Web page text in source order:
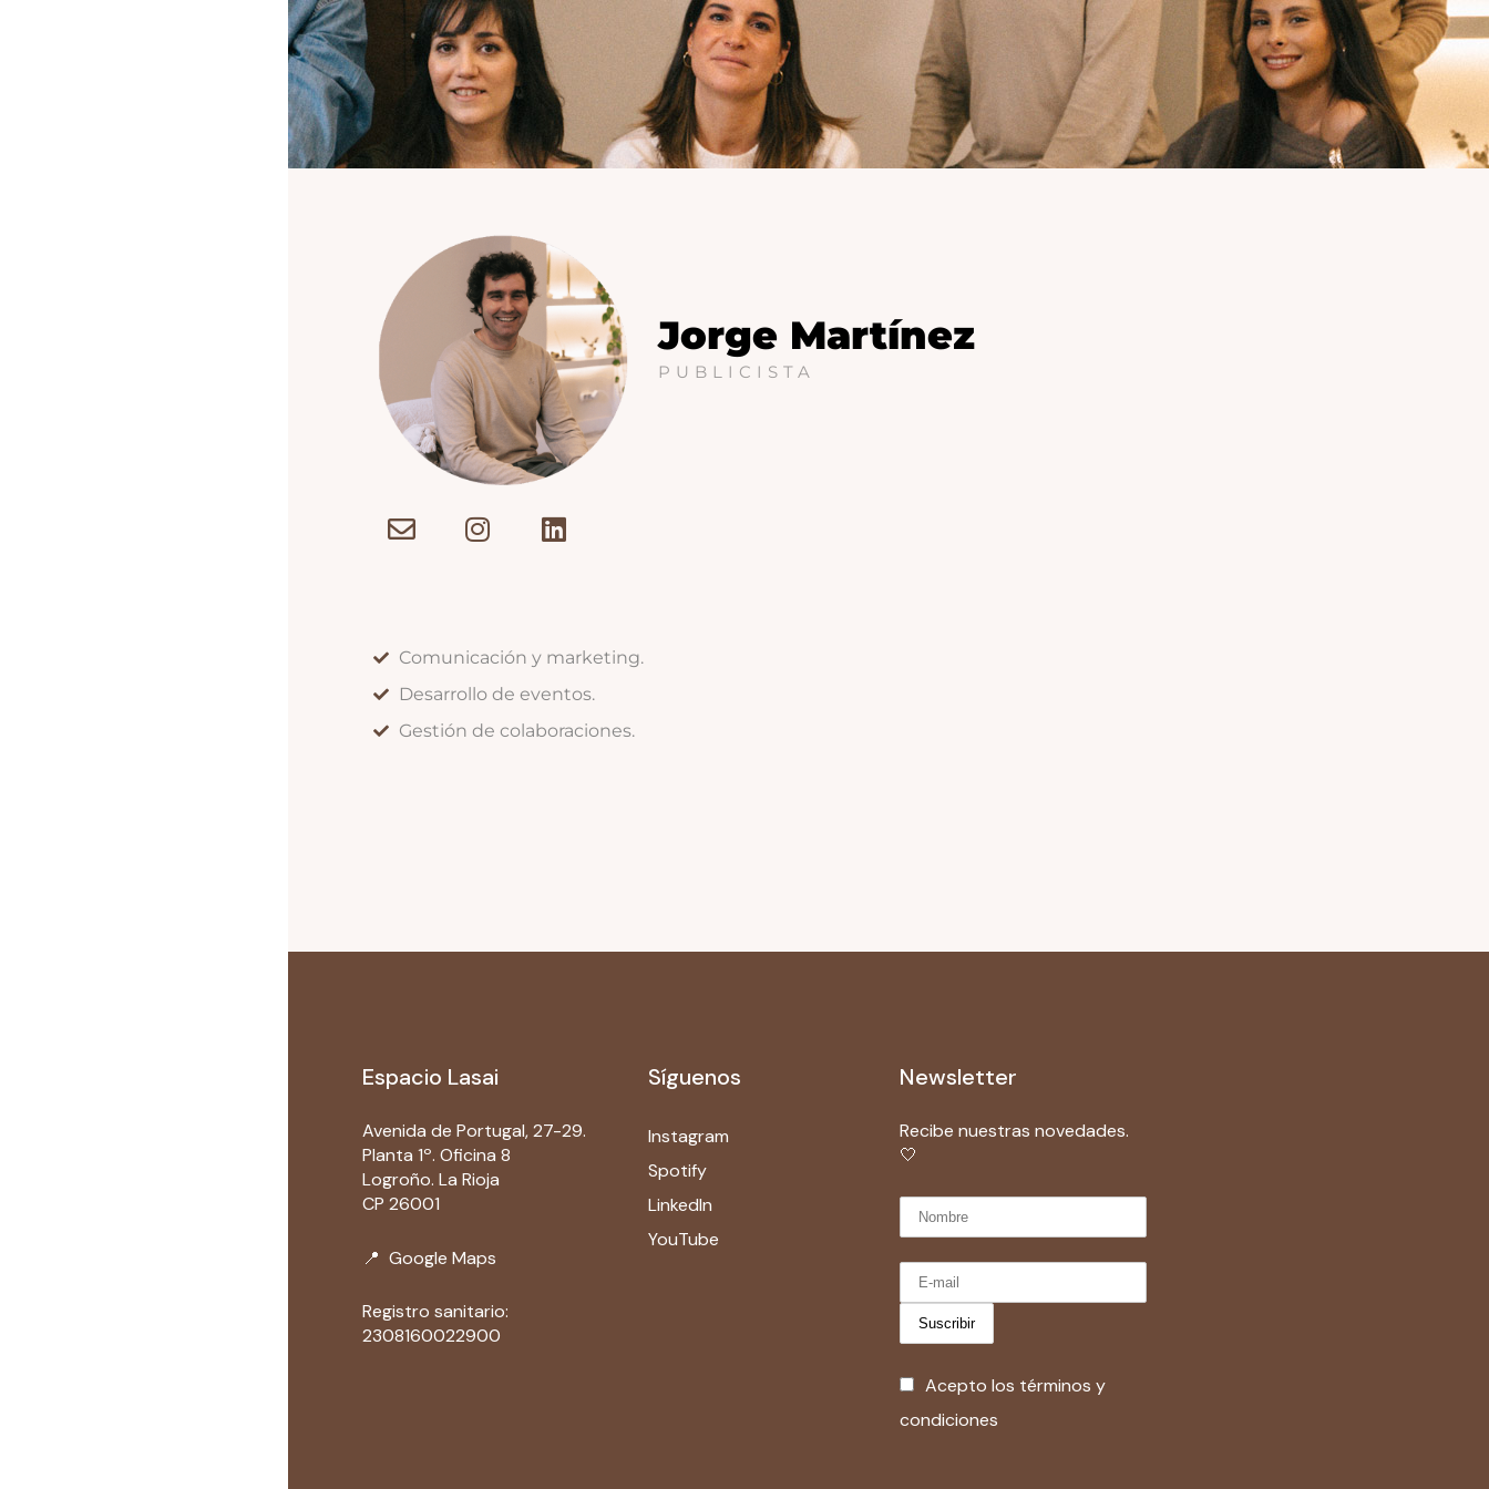
Jorge Martínez
PUBLICISTA
Comunicación y marketing.
Desarrollo de eventos.
Gestión de colaboraciones.
Espacio Lasai
Avenida de Portugal, 27-29.
Planta 1º. Oficina 8
Logroño. La Rioja
CP 26001
📍 Google Maps
Registro sanitario:
2308160022900
Síguenos
Instagram
Spotify
LinkedIn
YouTube
Newsletter
Recibe nuestras novedades.
🤍
Acepto los términos y
condiciones